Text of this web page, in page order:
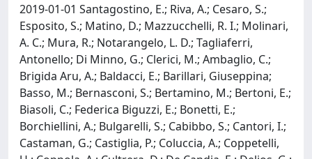
2019-01-01 Santagostino, E.; Riva, A.; Cesaro, S.;
Esposito, S.; Matino, D.; Mazzucchelli, R. I.; Molinari,
A. C.; Mura, R.; Notarangelo, L. D.; Tagliaferri,
Antonello; Di Minno, G.; Clerici, M.; Ambaglio, C.;
Brigida Aru, A.; Baldacci, E.; Barillari, Giuseppina;
Basso, M.; Bernasconi, S.; Bertamino, M.; Bertoni, E.;
Biasoli, C.; Federica Biguzzi, E.; Bonetti, E.;
Borchiellini, A.; Bulgarelli, S.; Cabibbo, S.; Cantori, I.;
Castaman, G.; Castiglia, P.; Coluccia, A.; Coppetelli,